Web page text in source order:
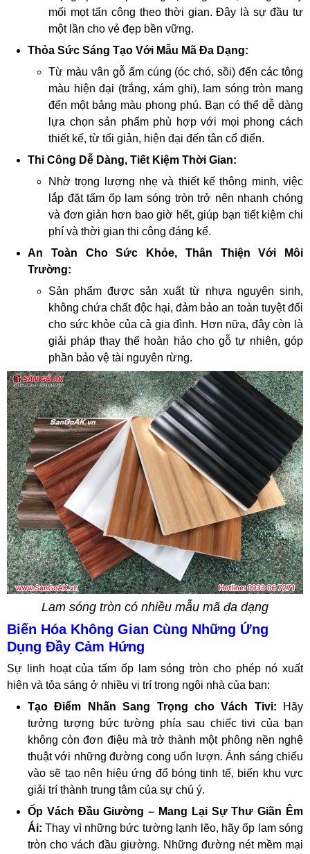
mối mọt tấn công theo thời gian. Đây là sự đầu tư
một lần cho vẻ đẹp bền vững.
Thỏa Sức Sáng Tạo Với Mẫu Mã Đa Dạng:
Từ màu vân gỗ ấm cúng (óc chó, sồi) đến các tông
màu hiện đại (trắng, xám ghi), lam sóng tròn mang
đến một bảng màu phong phú. Bạn có thể dễ dàng
lựa chọn sản phẩm phù hợp với mọi phong cách
thiết kế, từ tối giản, hiện đại đến tân cổ điển.
Thi Công Dễ Dàng, Tiết Kiệm Thời Gian:
Nhờ trọng lượng nhẹ và thiết kế thông minh, việc
lắp đặt tấm ốp lam sóng tròn trở nên nhanh chóng
và đơn giản hơn bao giờ hết, giúp bạn tiết kiệm chi
phí và thời gian thi công đáng kể.
An Toàn Cho Sức Khỏe, Thân Thiện Với Môi
Trường:
Sản phẩm được sản xuất từ nhựa nguyên sinh,
không chứa chất độc hại, đảm bảo an toàn tuyệt đối
cho sức khỏe của cả gia đình. Hơn nữa, đây còn là
giải pháp thay thế hoàn hảo cho gỗ tự nhiên, góp
phần bảo vệ tài nguyên rừng.
Lam sóng tròn có nhiều mẫu mã đa dạng
Biến Hóa Không Gian Cùng Những Ứng
Dụng Đầy Cảm Hứng
Sự linh hoạt của tấm ốp lam sóng tròn cho phép nó xuất
hiện và tỏa sáng ở nhiều vị trí trong ngôi nhà của bạn:
Tạo Điểm Nhấn Sang Trọng cho Vách Tivi:
Hãy
tưởng tượng bức tường phía sau chiếc tivi của bạn
không còn đơn điệu mà trở thành một phông nền nghệ
thuật với những đường cong uốn lượn. Ánh sáng chiếu
vào sẽ tạo nên hiệu ứng đổ bóng tinh tế, biến khu vực
giải trí thành trung tâm của sự chú ý.
Ốp Vách Đầu Giường – Mang Lại Sự Thư Giãn Êm
Ái: Thay vì những bức tường lạnh lẽo, hãy ốp lam sóng
tròn cho vách đầu giường. Những đường nét mềm mại